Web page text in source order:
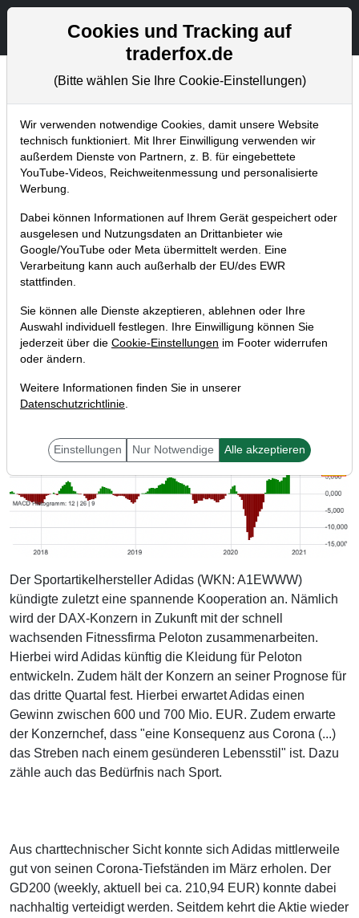
Aktien- und Artikelsuche
Chartanalysen
Home Blog Chartanalysen
Chartanalyse Adidas: wie geht es
nach dem Peloton-Deal weiter?
15.09.2020 um 20:37 Uhr | P. Uhlschmied
Der Sportartikelhersteller Adidas (WKN: A1EWWW)
kündigte zuletzt eine spannende Kooperation an. Nämlich
wird der DAX-Konzern in Zukunft mit der schnell
wachsenden Fitnessfirma Peloton zusammenarbeiten.
Hierbei wird Adidas künftig die Kleidung für Peloton
entwickeln. Zudem hält der Konzern an seiner Prognose für
das dritte Quartal fest. Hierbei erwartet Adidas einen
Gewinn zwischen 600 und 700 Mio. EUR. Zudem erwarte
der Konzernchef, dass "eine Konsequenz aus Corona (...)
das Streben nach einem gesünderen Lebensstil" ist. Dazu
zähle auch das Bedürfnis nach Sport.
Aus charttechnischer Sicht konnte sich Adidas mittlerweile
gut von seinen Corona-Tiefständen im März erholen. Der
GD200 (weekly, aktuell bei ca. 210,94 EUR) konnte dabei
nachhaltig verteidigt werden. Seitdem kehrt die Aktie wieder
Cookies und Tracking auf
traderfox.de
(Bitte wählen Sie Ihre Cookie-Einstellungen)
Wir verwenden notwendige Cookies, damit unsere Website
technisch funktioniert. Mit Ihrer Einwilligung verwenden wir
außerdem Dienste von Partnern, z. B. für eingebettete
YouTube-Videos, Reichweitenmessung und personalisierte
Werbung.
Dabei können Informationen auf Ihrem Gerät gespeichert oder
ausgelesen und Nutzungsdaten an Drittanbieter wie
Google/YouTube oder Meta übermittelt werden. Eine
Verarbeitung kann auch außerhalb der EU/des EWR
stattfinden.
Sie können alle Dienste akzeptieren, ablehnen oder Ihre
Auswahl individuell festlegen. Ihre Einwilligung können Sie
jederzeit über die Cookie-Einstellungen im Footer widerrufen
oder ändern.
Weitere Informationen finden Sie in unserer
Datenschutzrichtlinie.
Einstellungen Nur Notwendige Alle akzeptieren